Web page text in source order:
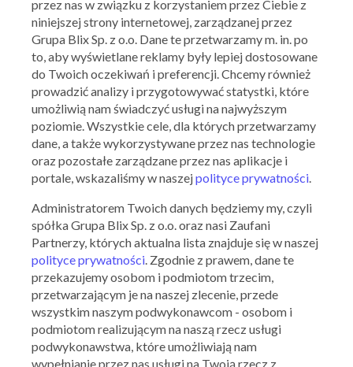
Ważna: 02.07.2026 - 02.09.2026
przez nas w związku z korzystaniem przez Ciebie z
niniejszej strony internetowej, zarządzanej przez
Grupa Blix Sp. z o.o. Dane te przetwarzamy m. in. po
to, aby wyświetlane reklamy były lepiej dostosowane
do Twoich oczekiwań i preferencji. Chcemy również
prowadzić analizy i przygotowywać statystki, które
umożliwią nam świadczyć usługi na najwyższym
poziomie. Wszystkie cele, dla których przetwarzamy
dane, a także wykorzystywane przez nas technologie
oraz pozostałe zarządzane przez nas aplikacje i
portale, wskazaliśmy w naszejpolityce prywatności.
Administratorem Twoich danych będziemy my, czyli
spółka Grupa Blix Sp. z o.o. oraz nasi Zaufani
Partnerzy, których aktualna lista znajduje się w naszej
polityce prywatności. Zgodnie z prawem, dane te
przekazujemy osobom i podmiotom trzecim,
przetwarzającym je na naszej zlecenie, przede
wszystkim naszym podwykonawcom - osobom i
podmiotom realizującym na naszą rzecz usługi
podwykonawstwa, które umożliwiają nam
wypełnianie przez nas usługi na Twoją rzecz z